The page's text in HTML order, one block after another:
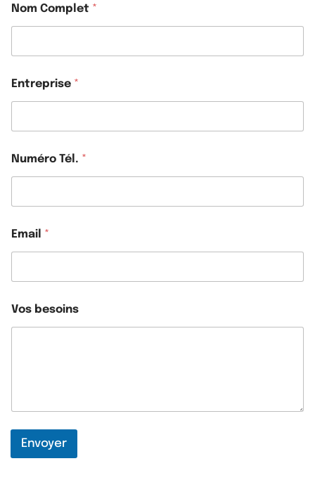
Nom Complet *
Entreprise *
Numéro Tél. *
Email *
é
l
s
o
Vos besoins
Envoyer